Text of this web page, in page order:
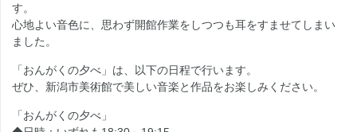
す。
心地よい音色に、思わず開館作業をしつつも耳をすませてしまい
ました。
「おんがくの夕べ」は、以下の日程で行います。
ぜひ、新潟市美術館で美しい音楽と作品をお楽しみください。
「おんがくの夕べ」